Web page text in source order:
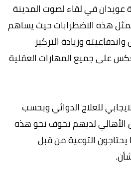
عويدان في لقاء لصوت المدينة
هذه الاضطرابات حيث يساهم
وزيادة التركيز
على جميع المهارات العقلية
للعلاج الدوائي وبحسب
الأهالي لديهم تخوف نحو هذه
يحتاجون التوعية من قبل